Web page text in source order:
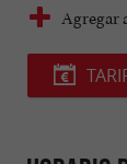
Agregar